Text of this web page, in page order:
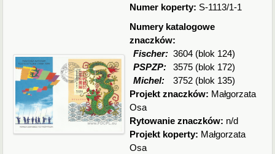
Numer koperty: S-1113/1-1
Numery katalogowe
znaczków:
Fischer: 3604 (blok 124)
PSPZP:
3575 (blok 172)
Michel:
3752 (blok 135)
Projekt znaczków: Małgorzata
Osa
Rytowanie znaczków: n/d
Projekt koperty: Małgorzata
Osa